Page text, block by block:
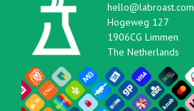
hello@labroast.com
Hogeweg 127
1906CG Limmen
The Netherlands